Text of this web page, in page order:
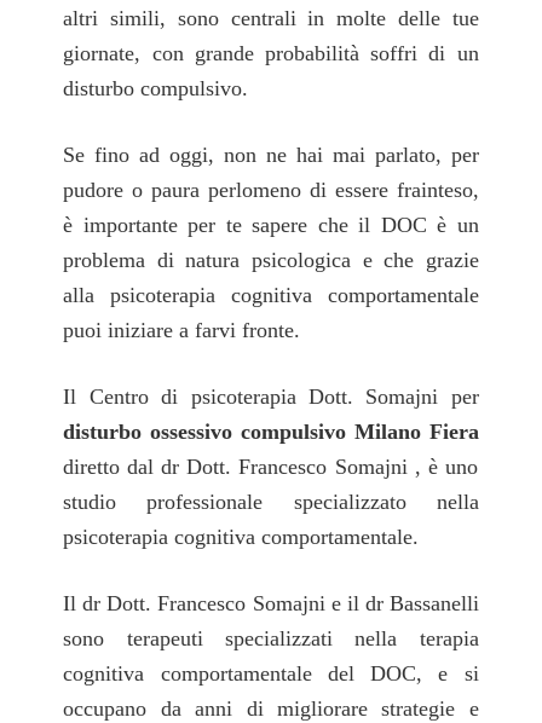
altri simili, sono centrali in molte delle tue
giornate, con grande probabilità soffri di un
disturbo compulsivo.
Se fino ad oggi, non ne hai mai parlato, per
pudore o paura perlomeno di essere frainteso,
è importante per te sapere che il DOC è un
problema di natura psicologica e che grazie
alla psicoterapia cognitiva comportamentale
puoi iniziare a farvi fronte.
Il Centro di psicoterapia Dott. Somajni per
disturbo ossessivo compulsivo Milano Fiera
diretto dal dr Dott. Francesco Somajni , è uno
studio professionale specializzato nella
psicoterapia cognitiva comportamentale.
Il dr Dott. Francesco Somajni e il dr Bassanelli
sono terapeuti specializzati nella terapia
cognitiva comportamentale del DOC, e si
occupano da anni di migliorare strategie e